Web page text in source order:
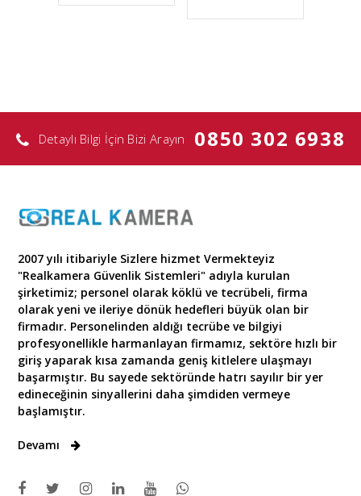
Detaylı Bilgi İçin Bizi Arayın 0850 302 6938
2007 yılı itibariyle Sizlere hizmet Vermekteyiz
"Realkamera Güvenlik Sistemleri" adıyla kurulan
şirketimiz; personel olarak köklü ve tecrübeli, firma
olarak yeni ve ileriye dönük hedefleri büyük olan bir
firmadır. Personelinden aldığı tecrübe ve bilgiyi
profesyonellikle harmanlayan firmamız, sektöre hızlı bir
giriş yaparak kısa zamanda geniş kitlelere ulaşmayı
başarmıştır. Bu sayede sektöründe hatrı sayılır bir yer
edineceğinin sinyallerini daha şimdiden vermeye
başlamıştır.
Devamı